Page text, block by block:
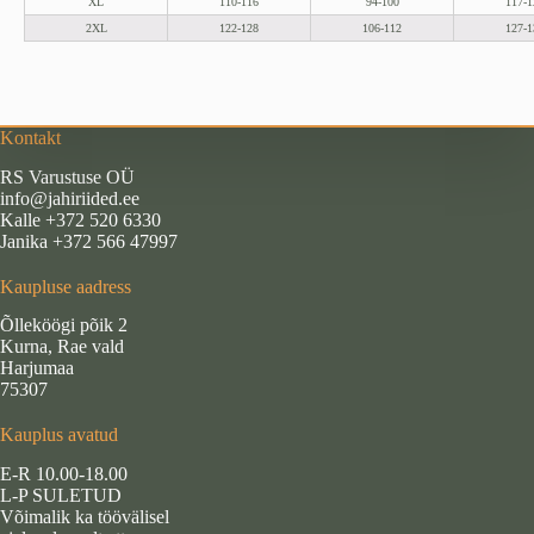
2XL
122-128 106-112 127-
Kontakt
RS Varustuse OÜ
info@jahiriided.ee
Kalle +372 520 6330
Janika +372 566 47997
Kaupluse aadress
Õlleköögi põik 2
Kurna, Rae vald
Harjumaa
75307
Kauplus avatud
E-R 10.00-18.00
L-P SULETUD
Võimalik ka töövälisel